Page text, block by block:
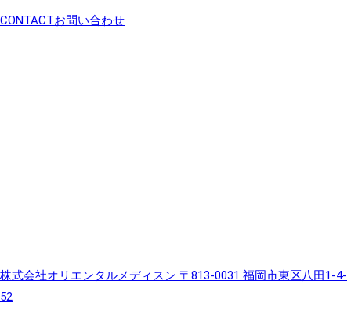
CONTACTお問い合わせ
株式会社オリエンタルメディスン 〒813-0031 福岡市東区八田1-4-
52